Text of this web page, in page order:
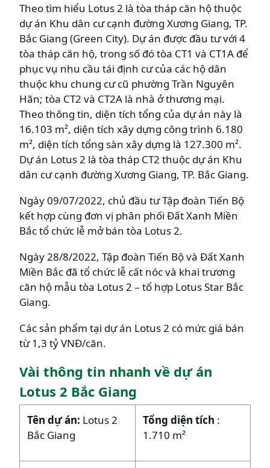
Theo tìm hiểu Lotus 2 là tòa tháp căn hộ thuộc
dự án Khu dân cư cạnh đường Xương Giang, TP.
Bắc Giang (Green City). Dự án được đầu tư với 4
tòa tháp căn hộ, trong số đó tòa CT1 và CT1A để
phục vụ nhu cầu tái định cư của các hộ dân
thuộc khu chung cư cũ phường Trần Nguyên
Hãn; tòa CT2 và CT2A là nhà ở thương mại.
Theo thông tin, diện tích tổng của dự án này là
16.103 m², diện tích xây dựng công trình 6.180
m², diện tích tổng sàn xây dựng là 127.300 m².
Dự án Lotus 2 là tòa tháp CT2 thuộc dự án Khu
dân cư cạnh đường Xương Giang, TP. Bắc Giang.
Ngày 09/07/2022, chủ đầu tư Tập đoàn Tiến Bộ
kết hợp cùng đơn vị phân phối Đất Xanh Miền
Bắc tổ chức lễ mở bán tòa Lotus 2.
Ngày 28/8/2022, Tập đoàn Tiến Bộ và Đất Xanh
Miền Bắc đã tổ chức lễ cất nóc và khai trương
căn hộ mẫu tòa Lotus 2 – tổ hợp Lotus Star Bắc
Giang.
Các sản phẩm tại dự án Lotus 2 có mức giá bán
từ 1,3 tỷ VNĐ/căn.
Vài thông tin nhanh về dự án
Lotus 2 Bắc Giang
Tên dự án: Lotus 2
Bắc Giang
Tổng diện tích :
1.710 m²